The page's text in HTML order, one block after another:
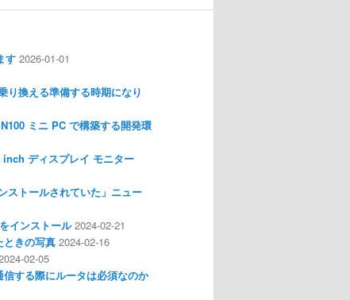
す 2026-01-01
換える準備する時期になり
ミニ PC で構築する開発環
ディスプレイ モニター
ストールされていた」ニュー
インストール 2024-02-21
ときの写真 2024-02-16
02-05
する際にルータは必須なのか